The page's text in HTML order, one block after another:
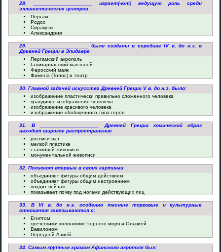
28. ____________________ играет(-ют) ведущую роль среди
эллинистических центров
Пергам
Родос
Сиракузы
Александрия
29. ____________________ были созданы в середине IV в. до н.э. в
Древней Греции в Эпидавре
Пергамский акрополь
Галикарнасский мавзолей
Фаросский маяк
Фимела (Толос) и театр
30. Главной задачей искусства Древней Греции V в. до н.э. было:
изображение пластически правильно сложенного человека
правдивое изображение человека
изображение красивого человека
изображение обобщенного типа героя
31. В ____________________ Древней Греции комический образ
находит широкое распространение
росписи ваз
мелкой пластике
станковой живописи
монументальной живописи
32. Полигнот впервые в своих картинах
объединяет фигуры общим действием
объединяет фигуры общим настроением
вводит пейзаж
показывает почву под ногами действующих лиц
33. В VI в. до н.э. особенно тесные торговые и культурные
отношения завязываются с:
Египтом
греческими колониями Черного моря и Ольвией
Вавилоном
Передней Азией
34. Самым крупным храмом Афинского акрополя был: